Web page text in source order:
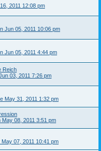
2011 12:08 pm
Jun 05, 2011 10:06 pm
Jun 05, 2011 4:44 pm
Reich
03, 2011 7:26 pm
May 31, 2011 1:32 pm
May 08, 2011 3:51 pm
May 07, 2011 10:41 pm